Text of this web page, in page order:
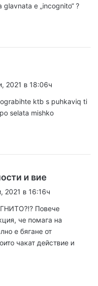
а
e „incognito“ ?
2021 в 18:06ч
ktb s puhkaviq ti
selata mishko
и вие
а
2021 в 16:16ч
Повече
че помага на
е бягане от
чакат действие и